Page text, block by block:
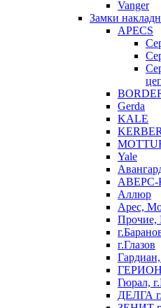
Vanger
Замки
APECS
Gerda
KALE
Yale
АВЕРС-
Аллюр
Арес,
Прочие,
г.Глазов
ГЕРИОН
Гюрал,
ДЕЛГА